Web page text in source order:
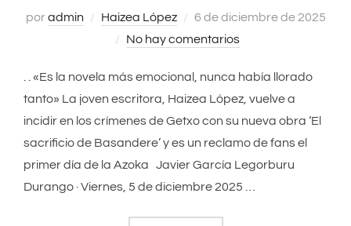
poradmin Haizea López
Publicado
el
6 de diciembre de 2025
No hay comentarios
. . «Es la novela más emocional, nunca había llorado
tanto» La joven escritora, Haizea López, vuelve a
incidir en los crímenes de Getxo con su nueva obra ‘El
sacrificio de Basandere’ y es un reclamo de fans el
primer día de la Azoka Javier García Legorburu
Durango · Viernes, 5 de diciembre 2025 …